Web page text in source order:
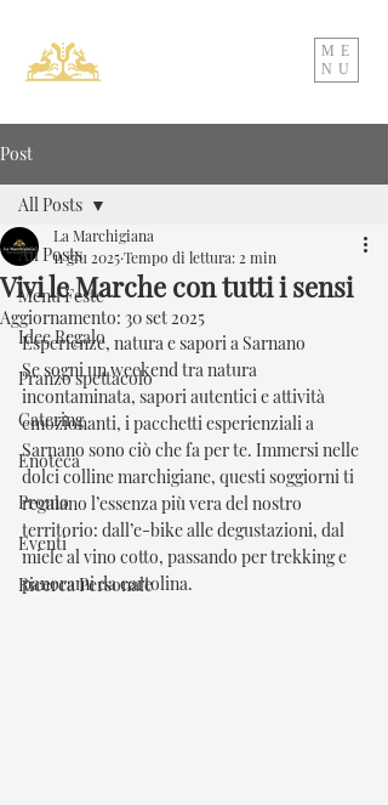
ME
NU
Post
All Posts
Menu Feste
Idee Regalo
Pranzo spettacolo
Catering
Enoteca
Promo
Eventi
Ricerca Personale
All Posts
Vivi le Marche con tutti i sensi
La Marchigiana
11 giu 2025Tempo di lettura: 2 min
Aggiornamento: 30 set 2025
Esperienze, natura e sapori a Sarnano
Se sogni un weekend tra natura
incontaminata, sapori autentici e attività
emozionanti, i pacchetti esperienziali a
Sarnano sono ciò che fa per te. Immersi nelle
dolci colline marchigiane, questi soggiorni ti
regalano l’essenza più vera del nostro
territorio: dall’e-bike alle degustazioni, dal
miele al vino cotto, passando per trekking e
panorami da cartolina.